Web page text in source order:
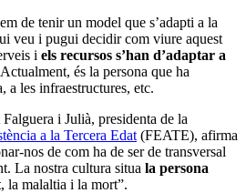
de tenir un model que s’adapti a la
veu i pugui decidir com viure aquest
i els recursos s’han d’adaptar a
és la persona que ha
a les infraestructures, etc.
i Julià, presidenta de la
a la Tercera Edat (FEATE), afirma
nos de com ha de ser de transversal
La nostra cultura situa la persona
, la malaltia i la mort”.